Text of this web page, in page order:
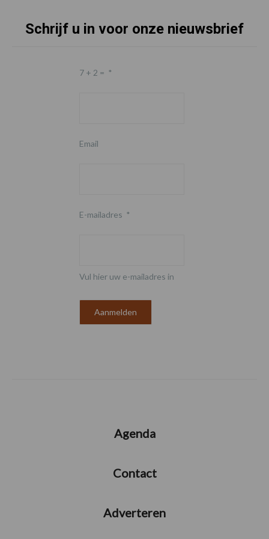
Schrijf u in voor onze nieuwsbrief
7 + 2 = *
Email
E-mailadres *
Vul hier uw e-mailadres in
Agenda
Contact
Adverteren